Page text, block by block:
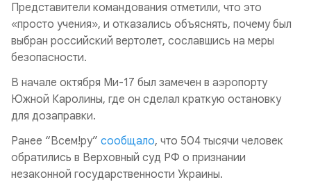
Представители командования отметили, что это
«просто учения», и отказались объяснять, почему был
выбран российский вертолет, сославшись на меры
безопасности.
В начале октября Ми-17 был замечен в аэропорту
Южной Каролины, где он сделал краткую остановку
для дозаправки.
Ранее “Всем!ру” сообщало, что 504 тысячи человек
обратились в Верховный суд РФ о признании
незаконной государственности Украины.